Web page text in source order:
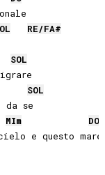
RE/FA#
SOL
SOL
se
MIm
DO
e questo mare